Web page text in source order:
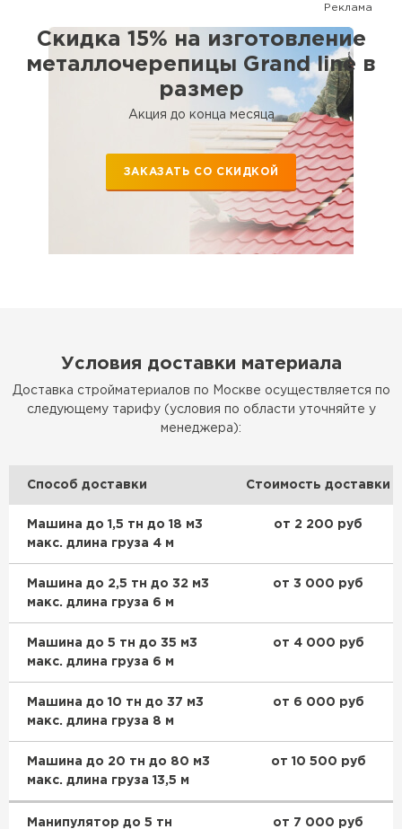
Реклама
Скидка 15% на изготовление
металлочерепицы Grand line в
размер
Акция до конца месяца
ЗАКАЗАТЬ СО СКИДКОЙ
Условия доставки материала
Доставка стройматериалов по Москве осуществляется по
следующему тарифу (условия по области уточняйте у
менеджера):
Способ доставки Стоимость доставки
Машина до 1,5 тн до 18 м3
макс. длина груза 4 м
от 2 200 руб
Машина до 2,5 тн до 32 м3
макс. длина груза 6 м
от 3 000 руб
Машина до 5 тн до 35 м3
макс. длина груза 6 м
от 4 000 руб
Машина до 10 тн до 37 м3
макс. длина груза 8 м
от 6 000 руб
Машина до 20 тн до 80 м3
макс. длина груза 13,5 м
от 10 500 руб
Манипулятор до 5 тн
от 7 000 руб